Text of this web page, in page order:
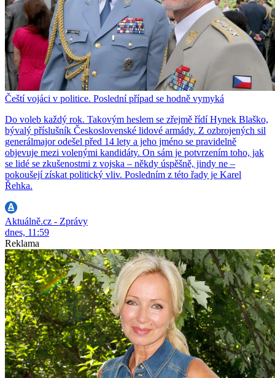
Čeští vojáci v politice. Poslední případ se hodně vymyká
Do voleb každý rok. Takovým heslem se zřejmě řídí Hynek Blaško,
bývalý příslušník Československé lidové armády. Z ozbrojených sil
generálmajor odešel před 14 lety a jeho jméno se pravidelně
objevuje mezi volenými kandidáty. On sám je potvrzením toho, jak
se lidé se zkušenostmi z vojska – někdy úspěšně, jindy ne –
pokoušejí získat politický vliv. Posledním z této řady je Karel
Řehka.
Aktuálně.cz - Zprávy
dnes, 11:59
Reklama